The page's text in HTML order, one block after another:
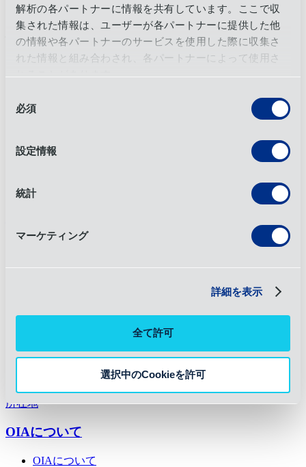
解析の各パートナーに情報を共有しています。ここで収
集された情報は、ユーザーが各パートナーに提供した他
の情報や各パートナーのサービスを使用した際に収集さ
れた情報と組み合わされ、各パートナーによって使用さ
れることがあります。
必須
設定情報
統計
マーケティング
詳細を表示
全て許可
選択中のCookieを許可
価値提案
サプライチェーン・ソリューションを提供する。世界中の大
もたらす卓越したサービスを提供する。
Learn more
サプライチェーンの重要情報を、いち早くお届け。
Signup Now
フェイスブック
所在地
OIAについて
OIAについて